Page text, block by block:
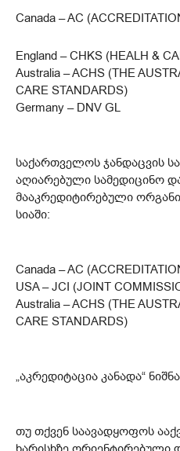
Canada – AC
England – CHKS (HEALH &
Australia – ACHS (THE
CARE STANDARDS)
Germany – DNV GL
საქართველოს ჯანდაცვის
აღიარებული სამედიცინო
მააკრედიტირებული
სიაში:
Canada – AC
USA – JCI (JOINT
Australia – ACHS (THE
CARE STANDARDS)
„აკრედიტაცია კანადა“
თუ თქვენ საავადყოფოს